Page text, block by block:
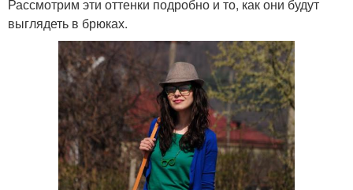
Рассмотрим эти оттенки подробно и то, как они будут
выглядеть в брюках.